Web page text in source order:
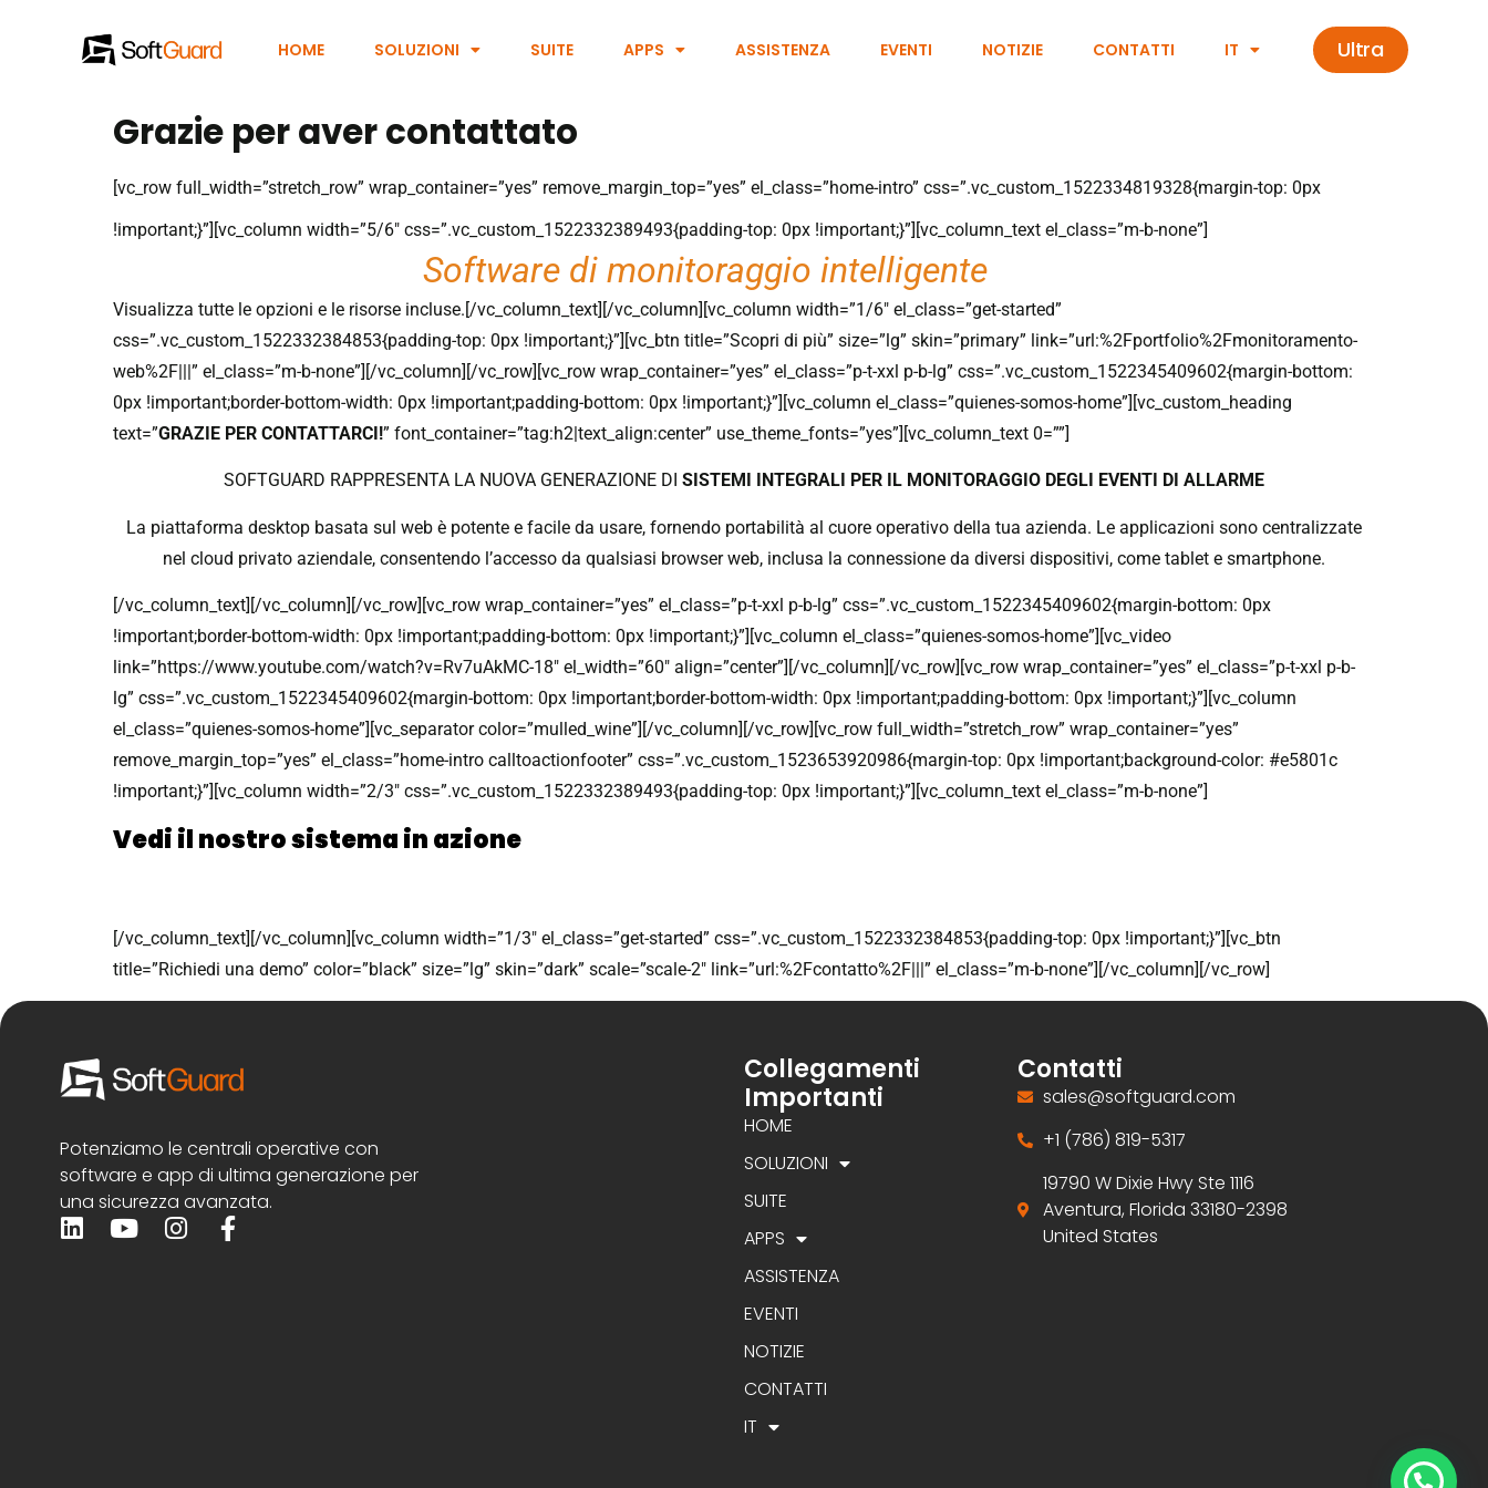
HOME SOLUZIONI SUITE APPS ASSISTENZA EVENTI NOTIZIE CONTATTI IT Ultra
Grazie per aver contattato
[vc_row full_width=”stretch_row” wrap_container=”yes” remove_margin_top=”yes” el_class=”home-intro” css=”.vc_custom_1522334819328{margin-top: 0px
!important;}”][vc_column width=”5/6″ css=”.vc_custom_1522332389493{padding-top: 0px !important;}”][vc_column_text el_class=”m-b-none”]
Software di monitoraggio intelligente
Visualizza tutte le opzioni e le risorse incluse.[/vc_column_text][/vc_column][vc_column width=”1/6″ el_class=”get-started”
css=”.vc_custom_1522332384853{padding-top: 0px !important;}”][vc_btn title=”Scopri di più” size=”lg” skin=”primary” link=”url:%2Fportfolio%2Fmonitoramento-
web%2F|||” el_class=”m-b-none”][/vc_column][/vc_row][vc_row wrap_container=”yes” el_class=”p-t-xxl p-b-lg” css=”.vc_custom_1522345409602{margin-bottom:
0px !important;border-bottom-width: 0px !important;padding-bottom: 0px !important;}”][vc_column el_class=”quienes-somos-home”][vc_custom_heading
text=”GRAZIE PER CONTATTARCI!” font_container=”tag:h2|text_align:center” use_theme_fonts=”yes”][vc_column_text 0=””]
SOFTGUARD RAPPRESENTA LA NUOVA GENERAZIONE DI SISTEMI INTEGRALI PER IL MONITORAGGIO DEGLI EVENTI DI ALLARME
La piattaforma desktop basata sul web è potente e facile da usare, fornendo portabilità al cuore operativo della tua azienda. Le applicazioni sono centralizzate
nel cloud privato aziendale, consentendo l’accesso da qualsiasi browser web, inclusa la connessione da diversi dispositivi, come tablet e smartphone.
[/vc_column_text][/vc_column][/vc_row][vc_row wrap_container=”yes” el_class=”p-t-xxl p-b-lg” css=”.vc_custom_1522345409602{margin-bottom: 0px
!important;border-bottom-width: 0px !important;padding-bottom: 0px !important;}”][vc_column el_class=”quienes-somos-home”][vc_video
link=”https://www.youtube.com/watch?v=Rv7uAkMC-18″ el_width=”60″ align=”center”][/vc_column][/vc_row][vc_row wrap_container=”yes” el_class=”p-t-xxl p-b-
lg” css=”.vc_custom_1522345409602{margin-bottom: 0px !important;border-bottom-width: 0px !important;padding-bottom: 0px !important;}”][vc_column
el_class=”quienes-somos-home”][vc_separator color=”mulled_wine”][/vc_column][/vc_row][vc_row full_width=”stretch_row” wrap_container=”yes”
remove_margin_top=”yes” el_class=”home-intro calltoactionfooter” css=”.vc_custom_1523653920986{margin-top: 0px !important;background-color: #e5801c
!important;}”][vc_column width=”2/3″ css=”.vc_custom_1522332389493{padding-top: 0px !important;}”][vc_column_text el_class=”m-b-none”]
Vedi il nostro sistema in azione
[/vc_column_text][/vc_column][vc_column width=”1/3″ el_class=”get-started” css=”.vc_custom_1522332384853{padding-top: 0px !important;}”][vc_btn
title=”Richiedi una demo” color=”black” size=”lg” skin=”dark” scale=”scale-2″ link=”url:%2Fcontatto%2F|||” el_class=”m-b-none”][/vc_column][/vc_row]
Potenziamo le centrali operative con
software e app di ultima generazione per
una sicurezza avanzata.
Collegamenti
Importanti
HOME
SOLUZIONI
SUITE
APPS
ASSISTENZA
EVENTI
NOTIZIE
CONTATTI
IT
Contatti
sales@softguard.com
+1 (786) 819-5317
19790 W Dixie Hwy Ste 1116
Aventura, Florida 33180-2398
United States